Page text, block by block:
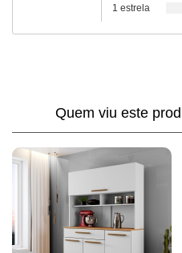
1 estrela
Quem viu este